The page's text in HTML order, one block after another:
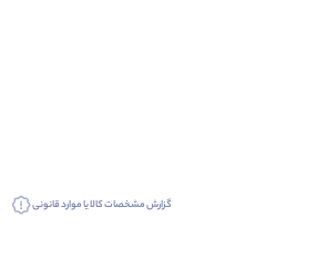
گزارش مشخصات کالا یا موارد قانونی